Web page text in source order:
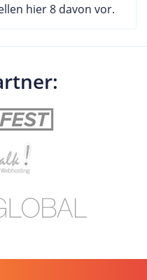
hier 8 davon vor.